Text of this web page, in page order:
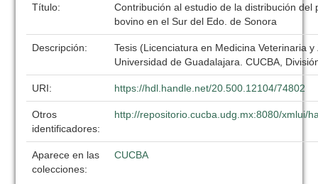
Título:
Contribución al estudio de la distribución del
bovino en el Sur del Edo. de Sonora
Descripción:
Tesis (Licenciatura en Medicina Veterinaria
Universidad de Guadalajara. CUCBA,
URI: https://hdl.handle.net/20.500.12104/74802
Otros
identificadores:
http://repositorio.cucba.udg.mx:8080/xmlui/
Aparece en las
colecciones:
CUCBA